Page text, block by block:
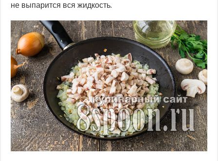
не выпарится вся жидкость.